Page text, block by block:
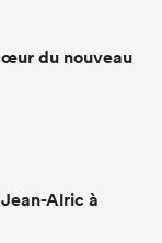
du nouveau
Alric à